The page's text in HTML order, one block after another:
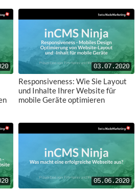
03.07.2020
Responsiveness: Wie Sie Layout
und Inhalte Ihrer Website für
mobile Geräte optimieren
05.06.2020